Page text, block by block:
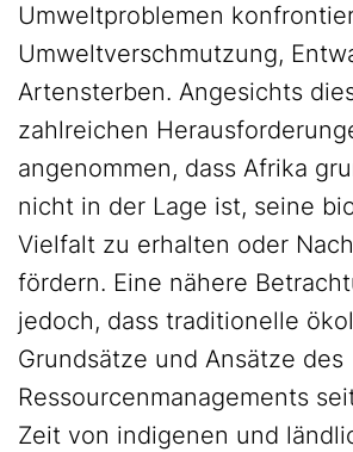
Umweltproblemen
Umweltverschmutzung,
Artensterben. Angesichts
zahlreichen
angenommen, dass Afrika
nicht in der Lage ist, seine
Vielfalt zu erhalten oder
fördern. Eine nähere
jedoch, dass traditionelle
Grundsätze und Ansätze des
Ressourcenmanagements
Zeit von indigenen und